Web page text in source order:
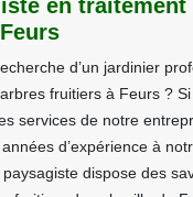
en traitement
d’un jardinier
fruitiers à Feurs ? Si
services de notre
d’expérience à
dispose des